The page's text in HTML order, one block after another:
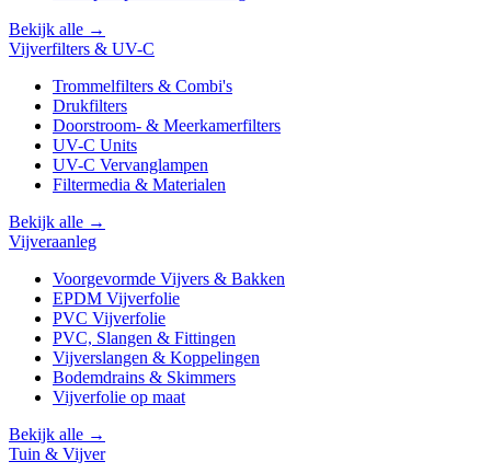
Bekijk alle →
Vijverfilters & UV-C
Trommelfilters & Combi's
Drukfilters
Doorstroom- & Meerkamerfilters
UV-C Units
UV-C Vervanglampen
Filtermedia & Materialen
Bekijk alle →
Vijveraanleg
Voorgevormde Vijvers & Bakken
EPDM Vijverfolie
PVC Vijverfolie
PVC, Slangen & Fittingen
Vijverslangen & Koppelingen
Bodemdrains & Skimmers
Vijverfolie op maat
Bekijk alle →
Tuin & Vijver